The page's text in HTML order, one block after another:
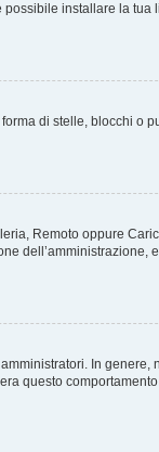
installare la tua
di stelle, blocchi o
Remoto oppure
dell’amministrazione,
In genere,
questo comportamento